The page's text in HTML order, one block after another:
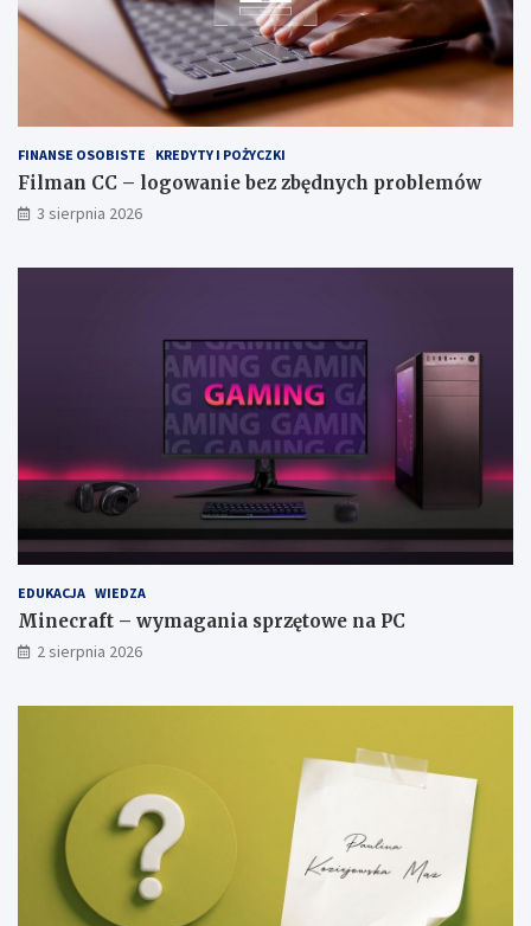
FINANSE OSOBISTE KREDYTY I POŻYCZKI
Filman CC – logowanie bez zbędnych problemów
3 sierpnia 2026
EDUKACJA WIEDZA
Minecraft – wymagania sprzętowe na PC
2 sierpnia 2026